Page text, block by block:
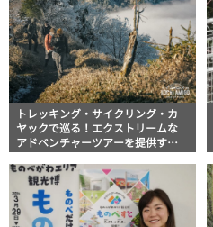
トレッキング・サイクリング・カ
ヤックで巡る！エクストリームな
アドベンチャーツアーを提供する